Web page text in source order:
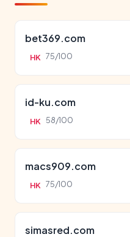
bet369.com
HK 75/100
id-ku.com
HK 58/100
macs909.com
HK 75/100
simasred.com